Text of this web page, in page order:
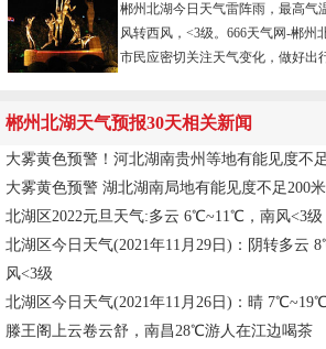
郴州北湖今日天气雷阵雨，最高
风转西风，<3级。666天气网-郴州
市民应密切关注天气变化，做好出
郴州北湖天气预报30天相关新闻
大雾黄色预警！河北湖南贵州等地有能见度不
大雾黄色预警 湖北湖南局地有能见度不足200
北湖区2022元旦天气:多云 6℃~11℃，南风<3级
北湖区今日天气(2021年11月29日)：阴转多云
风<3级
北湖区今日天气(2021年11月26日)：晴
滕王阁上云卷云舒，南昌28℃游人在江边喝茶